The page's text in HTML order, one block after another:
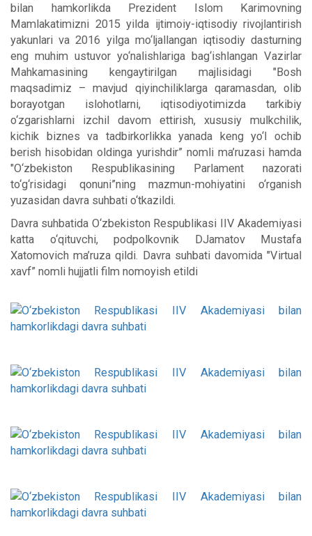
bilan hamkorlikda Prezident Islom Karimovning
Mamlakatimizni 2015 yilda ijtimoiy-iqtisodiy rivojlantirish
yakunlari va 2016 yilga mo‘ljallangan iqtisodiy dasturning
eng muhim ustuvor yo‘nalishlariga bag‘ishlangan Vazirlar
Mahkamasining kengaytirilgan majlisidagi "Bosh
maqsadimiz – mavjud qiyinchiliklarga qaramasdan, olib
borayotgan islohotlarni, iqtisodiyotimizda tarkibiy
o‘zgarishlarni izchil davom ettirish, xususiy mulkchilik,
kichik biznes va tadbirkorlikka yanada keng yo‘l ochib
berish hisobidan oldinga yurishdir” nomli ma’ruzasi hamda
"O‘zbekiston Respublikasining Parlament nazorati
to‘g‘risidagi qonuni”ning mazmun-mohiyatini o‘rganish
yuzasidan davra suhbati o‘tkazildi.
Davra suhbatida O‘zbekiston Respublikasi IIV Akademiyasi
katta o‘qituvchi, podpolkovnik DJamatov Mustafa
Xatomovich ma’ruza qildi. Davra suhbati davomida "Virtual
xavf” nomli hujjatli film nomoyish etildi